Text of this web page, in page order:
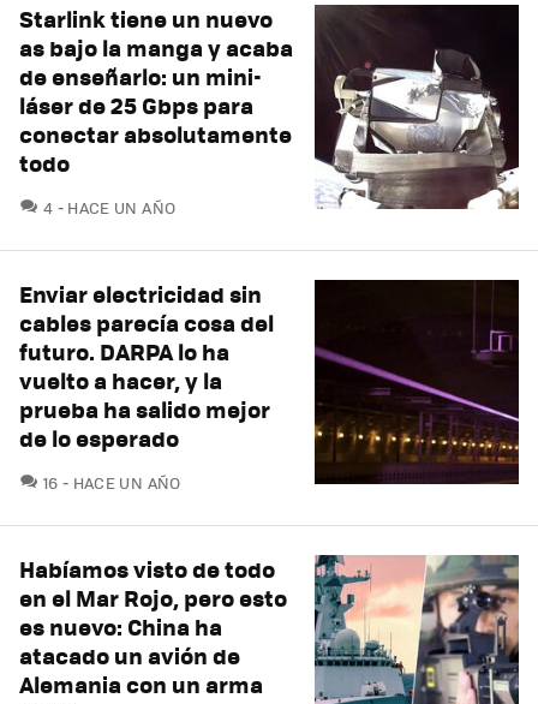
Starlink tiene un nuevo
as bajo la manga y acaba
de enseñarlo: un mini-
láser de 25 Gbps para
conectar absolutamente
todo
4 COMENTARIOS
HACE UN AÑO
Enviar electricidad sin
cables parecía cosa del
futuro. DARPA lo ha
vuelto a hacer, y la
prueba ha salido mejor
de lo esperado
16 COMENTARIOS
HACE UN AÑO
Habíamos visto de todo
en el Mar Rojo, pero esto
es nuevo: China ha
atacado un avión de
Alemania con un arma